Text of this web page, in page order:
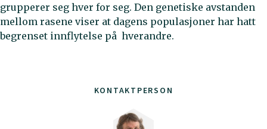
KONTAKTPERSON
grupperer seg hver for seg. Den genetiske avstanden
mellom rasene viser at dagens populasjoner har hatt
begrenset innflytelse på hverandre.